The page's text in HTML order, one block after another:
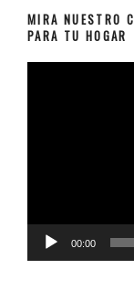
MIRA NUESTRO
PARA TU HOGAR
00:00